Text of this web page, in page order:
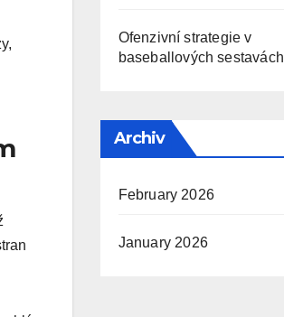
Ofenzivní strategie v
baseballových sestavách
Archiv
February 2026
January 2026